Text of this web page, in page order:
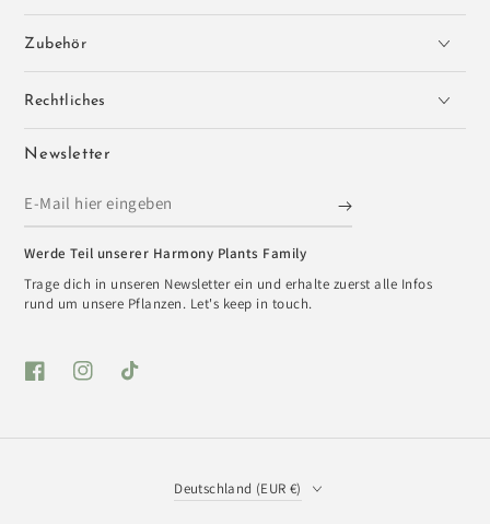
Zubehör
Rechtliches
Newsletter
E-
Mail
hier
eingeben
Werde Teil unserer Harmony Plants Family
Trage dich in unseren Newsletter ein und erhalte zuerst alle Infos
rund um unsere Pflanzen. Let's keep in touch.
FacebookInstagramTikTok
Deutschland (EUR €)